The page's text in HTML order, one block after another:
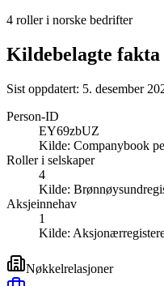
4 roller i norske bedrifter
Kildebelagte fakta
Sist oppdatert: 5. desember
Person-ID
EY69zbUZ
Kilde: Companybook
Roller i selskaper
4
Kilde:
Aksjeinnehav
1
Kilde:
Nøkkelrelasjoner